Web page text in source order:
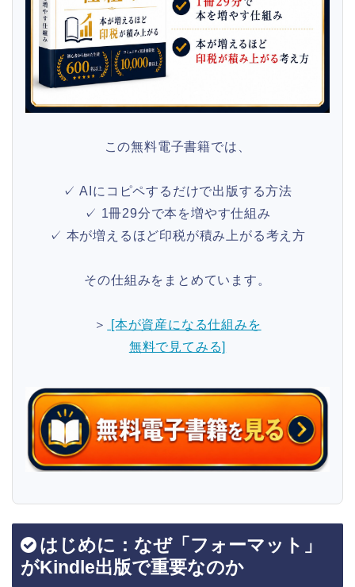
この無料電子書籍では、
✓ AIにコピペするだけで出版する方法
✓ 1冊29分で本を増やす仕組み
✓ 本が増えるほど印税が積み上がる考え方
その仕組みをまとめています。
＞
[本が資産になる仕組みを
無料で見てみる]
はじめに：なぜ「フォーマット」
がKindle出版で重要なのか